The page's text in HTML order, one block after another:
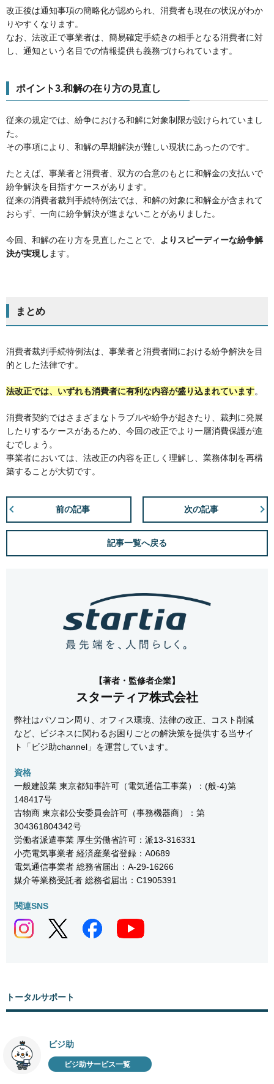
改正後は通知事項の簡略化が認められ、消費者も現在の状況がわか
りやすくなります。
なお、法改正で事業者は、簡易確定手続きの相手となる消費者に対
し、通知という名目での情報提供も義務づけられています。
ポイント3.和解の在り方の見直し
従来の規定では、紛争における和解に対象制限が設けられていまし
た。
その事項により、和解の早期解決が難しい現状にあったのです。
たとえば、事業者と消費者、双方の合意のもとに和解金の支払いで
紛争解決を目指すケースがあります。
従来の消費者裁判手続特例法では、和解の対象に和解金が含まれて
おらず、一向に紛争解決が進まないことがありました。
今回、和解の在り方を見直したことで、
よりスピーディーな紛争解
決が実現し ます。
まとめ
消費者裁判手続特例法は、事業者と消費者間における紛争解決を目
的とした法律です。
法改正では、いずれも消費者に有利な内容が盛り込まれています。
消費者契約ではさまざまなトラブルや紛争が起きたり、裁判に発展
したりするケースがあるため、今回の改正でより一層消費保護が進
むでしょう。
事業者においては、法改正の内容を正しく理解し、業務体制を再構
築することが大切です。
前の記事
記事一覧へ戻る
次の記事
【著者・監修者企業】
スターティア株式会社
弊社はパソコン周り、オフィス環境、法律の改正、コスト削減
など、ビジネスに関わるお困りごとの解決策を提供する当サイ
ト「ビジ助channel」を運営しています。
資格
一般建設業 東京都知事許可（電気通信工事業）：(般-4)第
148417号
古物商 東京都公安委員会許可（事務機器商）：第
304361804342号
労働者派遣事業 厚生労働省許可：派13-316331
小売電気事業者 経済産業省登録：A0689
電気通信事業者 総務省届出：A-29-16266
媒介等業務受託者 総務省届出：C1905391
関連SNS
トータルサポート
ビジ助
ビジ助サービス一覧